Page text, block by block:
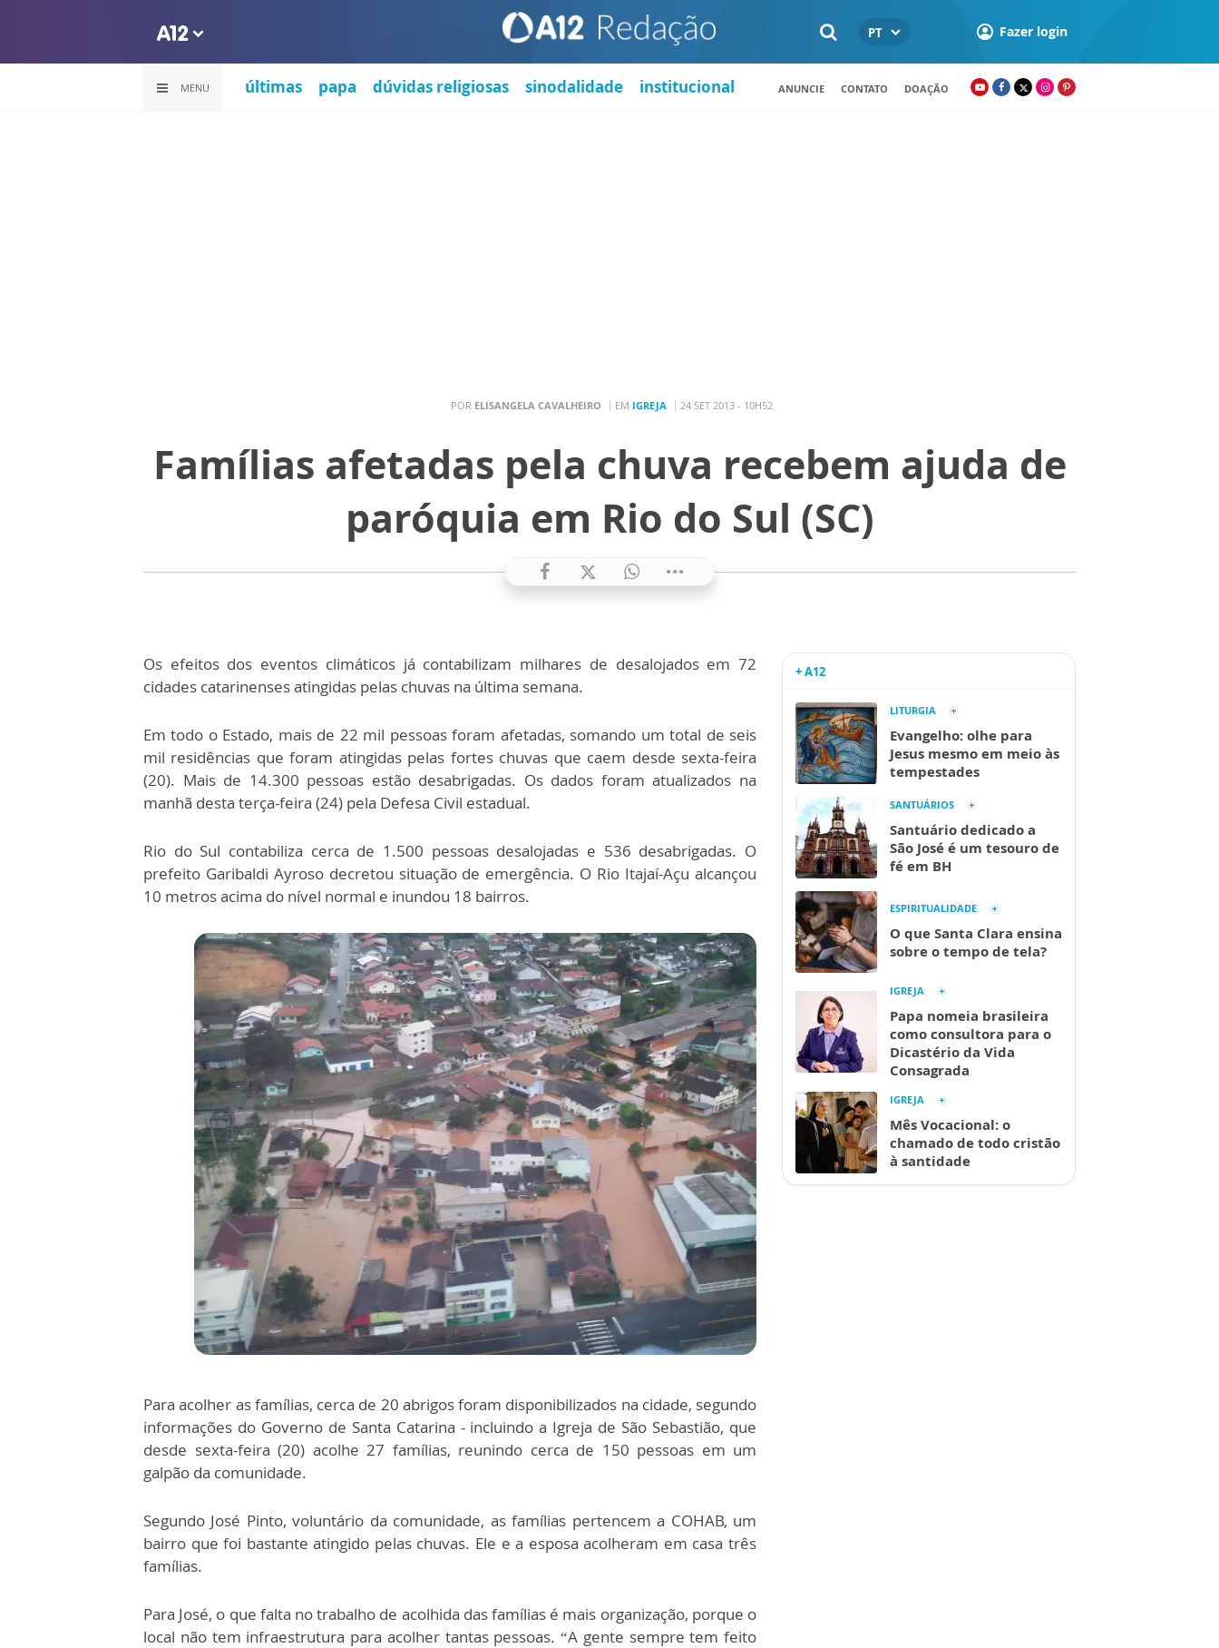
PT Fazer login
MENU últimas papa dúvidas religiosas sinodalidade institucional ANUNCIE CONTATO DOAÇÃO
POR ELISANGELA CAVALHEIRO EM IGREJA 24 SET 2013 - 10H52
Famílias afetadas pela chuva recebem ajuda de
paróquia em Rio do Sul (SC)
Os efeitos dos eventos climáticos já contabilizam milhares de desalojados em 72
cidades catarinenses atingidas pelas chuvas na última semana.
Em todo o Estado, mais de 22 mil pessoas foram afetadas, somando um total de seis
mil residências que foram atingidas pelas fortes chuvas que caem desde sexta-feira
(20). Mais de 14.300 pessoas estão desabrigadas. Os dados foram atualizados na
manhã desta terça-feira (24) pela Defesa Civil estadual.
Rio do Sul contabiliza cerca de 1.500 pessoas desalojadas e 536 desabrigadas. O
prefeito Garibaldi Ayroso decretou situação de emergência. O Rio Itajaí-Açu alcançou
10 metros acima do nível normal e inundou 18 bairros.
Para acolher as famílias, cerca de 20 abrigos foram disponibilizados na cidade, segundo
informações do Governo de Santa Catarina - incluindo a Igreja de São Sebastião, que
desde sexta-feira (20) acolhe 27 famílias, reunindo cerca de 150 pessoas em um
galpão da comunidade.
Segundo José Pinto, voluntário da comunidade, as famílias pertencem a COHAB, um
bairro que foi bastante atingido pelas chuvas. Ele e a esposa acolheram em casa três
famílias.
Para José, o que falta no trabalho de acolhida das famílias é mais organização, porque o
local não tem infraestrutura para acolher tantas pessoas. “A gente sempre tem feito
+ A12
LITURGIA
Evangelho: olhe para
Jesus mesmo em meio às
tempestades
SANTUÁRIOS
Santuário dedicado a
São José é um tesouro de
fé em BH
ESPIRITUALIDADE
O que Santa Clara ensina
sobre o tempo de tela?
IGREJA
Papa nomeia brasileira
como consultora para o
Dicastério da Vida
Consagrada
IGREJA
Mês Vocacional: o
chamado de todo cristão
à santidade